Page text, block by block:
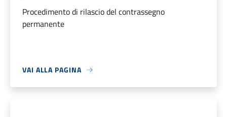
Procedimento di rilascio del contrassegno
permanente
VAI ALLA PAGINA